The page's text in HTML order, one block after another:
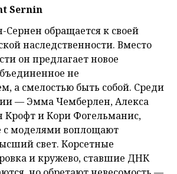
Sernin
обращается к своей
наследственности. Вместо
он предлагает новое
не
а смелостью быть собой. Среди
— Эмма Чемберлен, Алекса
Крофт и Кори Фогельманис,
с моделями воплощают
свет. Корсетные
и кружево, ставшие ДНК